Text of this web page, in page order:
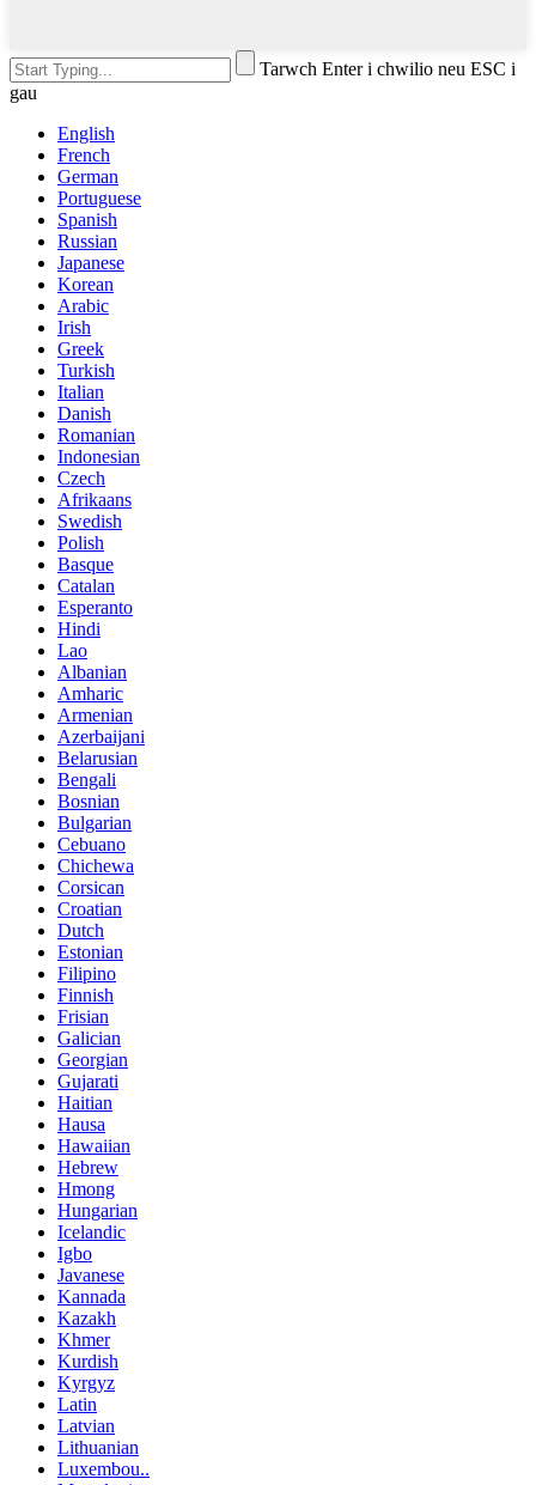
Tarwch Enter i chwilio neu ESC i
gau
English
French
German
Portuguese
Spanish
Russian
Japanese
Korean
Arabic
Irish
Greek
Turkish
Italian
Danish
Romanian
Indonesian
Czech
Afrikaans
Swedish
Polish
Basque
Catalan
Esperanto
Hindi
Lao
Albanian
Amharic
Armenian
Azerbaijani
Belarusian
Bengali
Bosnian
Bulgarian
Cebuano
Chichewa
Corsican
Croatian
Dutch
Estonian
Filipino
Finnish
Frisian
Galician
Georgian
Gujarati
Haitian
Hausa
Hawaiian
Hebrew
Hmong
Hungarian
Icelandic
Igbo
Javanese
Kannada
Kazakh
Khmer
Kurdish
Kyrgyz
Latin
Latvian
Lithuanian
Luxembou..